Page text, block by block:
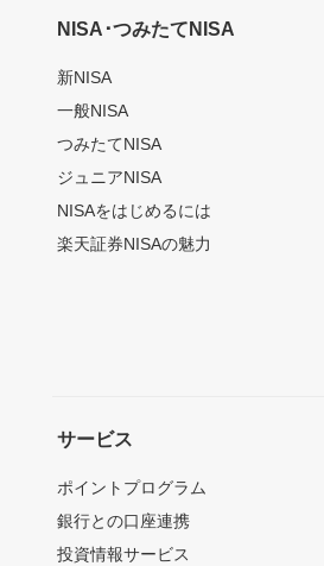
NISA･つみたてNISA
新NISA
一般NISA
つみたてNISA
ジュニアNISA
NISAをはじめるには
楽天証券NISAの魅力
サービス
ポイントプログラム
銀行との口座連携
投資情報サービス